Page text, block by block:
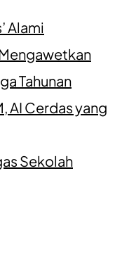
Alami
Tahunan
AI Cerdas yang
Sekolah